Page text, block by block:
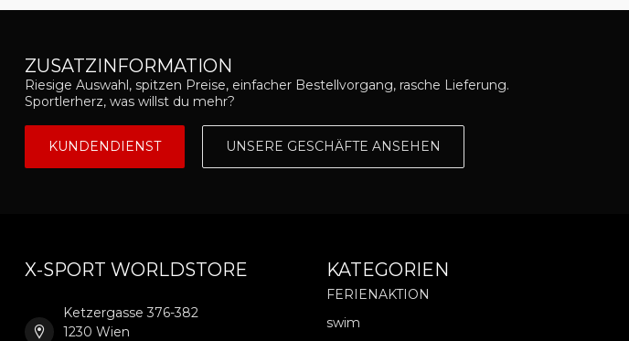
ZUSATZINFORMATION
Riesige Auswahl, spitzen Preise, einfacher Bestellvorgang, rasche Lieferung.
Sportlerherz, was willst du mehr?
KUNDENDIENST UNSERE GESCHÄFTE ANSEHEN
X-SPORT WORLDSTORE
Ketzergasse 376-382
1230 Wien
KATEGORIEN
FERIENAKTION
swim